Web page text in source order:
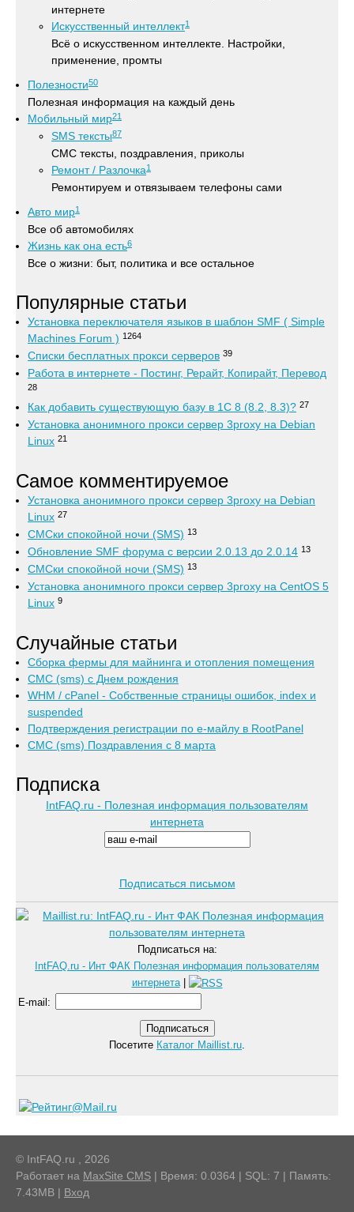
интернете
Искусственный интеллект1
Всё о искусственном интеллекте. Настройки,
применение, промты
Полезности50
Полезная информация на каждый день
Мобильный мир21
SMS тексты87
СМС тексты, поздравления, приколы
Ремонт / Разлочка1
Ремонтируем и отвязываем телефоны сами
Авто мир1
Все об автомобилях
Жизнь как она есть6
Все о жизни: быт, политика и все остальное
Популярные статьи
Установка переключателя языков в шаблон SMF ( Simple
Machines Forum ) 1264
Списки бесплатных прокси серверов 39
Работа в интернете - Постинг, Рерайт, Копирайт, Перевод
28
Как добавить существующую базу в 1С 8 (8.2, 8.3)? 27
Установка анонимного прокси сервер 3proxy на Debian
Linux 21
Самое комментируемое
Установка анонимного прокси сервер 3proxy на Debian
Linux 27
СМСки спокойной ночи (SMS) 13
Обновление SMF форума с версии 2.0.13 до 2.0.14 13
СМСки спокойной ночи (SMS) 13
Установка анонимного прокси сервер 3proxy на CentOS 5
Linux 9
Случайные статьи
Сборка фермы для майнинга и отопления помещения
СМС (sms) с Днем рождения
WHM / cPanel - Собственные страницы ошибок, index и
suspended
Подтверждения регистрации по е-майлу в RootPanel
СМС (sms) Поздравления с 8 марта
Подписка
IntFAQ.ru - Полезная информация пользователям
интернета
Подписаться письмом
Подписаться на:
IntFAQ.ru - Инт ФАК Полезная информация пользователям
интернета|
E-mail :
Посетите Каталог Maillist.ru.
© IntFAQ.ru , 2026
Работает на MaxSite CMS | Время: 0.0364 | SQL: 7 | Память:
7.43MB | Вход